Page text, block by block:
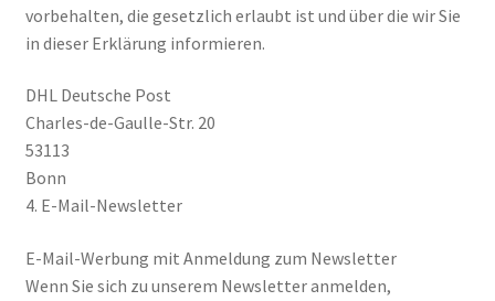
vorbehalten, die gesetzlich erlaubt ist und über die wir Sie
in dieser Erklärung informieren.
DHL Deutsche Post
Charles-de-Gaulle-Str. 20
53113
Bonn
4. E-Mail-Newsletter
E-Mail-Werbung mit Anmeldung zum Newsletter
Wenn Sie sich zu unserem Newsletter anmelden,